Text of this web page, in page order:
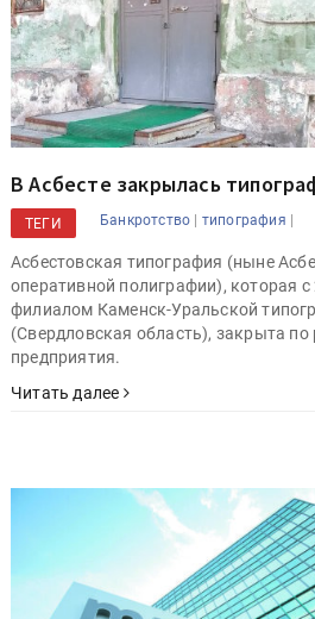
В Асбесте закрылась
ТЕГИ Банкротство | типография |
Асбестовская типография (ныне
оперативной полиграфии), которая с
филиалом Каменск-Уральской
(Свердловская область), закрыта
предприятия.
Читать далее